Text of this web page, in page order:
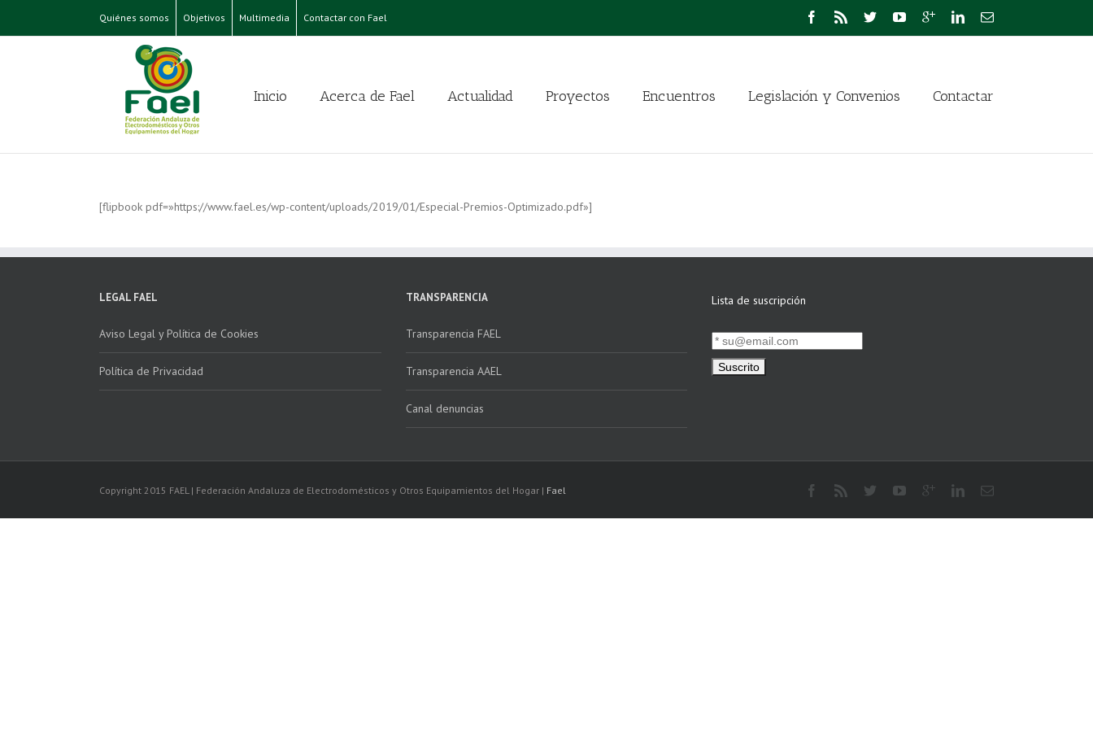
Quiénes somos Objetivos Multimedia Contactar con Fael
Inicio Acerca de Fael Actualidad Proyectos Encuentros Legislación y Convenios Contactar
[flipbook pdf=»https://www.fael.es/wp-content/uploads/2019/01/Especial-Premios-Optimizado.pdf»]
LEGAL FAEL
Aviso Legal y Política de Cookies
Política de Privacidad
TRANSPARENCIA
Transparencia FAEL
Transparencia AAEL
Canal denuncias
Lista de suscripción
Copyright 2015 FAEL | Federación Andaluza de Electrodomésticos y Otros Equipamientos del Hogar | Fael